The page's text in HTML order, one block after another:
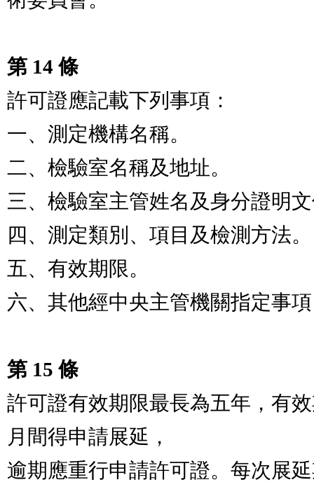
第 14 條
許可證應記載下
一、測定機構
二、檢驗室名稱
三、檢驗室主管姓名及身分證明
四、測定類別、項目
五、有效期
六、其他經中央主管機關指定事
第 15 條
許可證有效期限最長為五年，有
月間得申請展延，
逾期應重行申請許可證。每次展